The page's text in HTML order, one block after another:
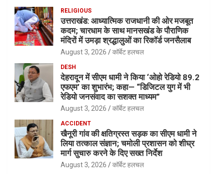
RELIGIOUS
उत्तराखंड: आध्यात्मिक राजधानी की ओर मजबूत
कदम; चारधाम के साथ मानसखंड के पौराणिक
मंदिरों में उमड़ा श्रद्धालुओं का रिकॉर्ड जनसैलाब
August 3, 2026 कॉर्बेट हलचल
DESH
देहरादून में सीएम धामी ने किया ‘ओहो रेडियो 89.2
एफएम’ का शुभारंभ; कहा— “डिजिटल युग में भी
रेडियो जनसंवाद का सशक्त माध्यम”
August 3, 2026 कॉर्बेट हलचल
ACCIDENT
खैनूरी गांव की क्षतिग्रस्त सड़क का सीएम धामी ने
लिया तत्काल संज्ञान; चमोली प्रशासन को शीघ्र
मार्ग सुचारु करने के दिए सख्त निर्देश
August 3, 2026 कॉर्बेट हलचल